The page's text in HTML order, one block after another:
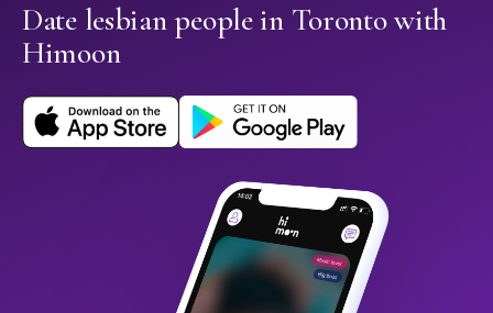
Date lesbian people in Toronto with
Himoon